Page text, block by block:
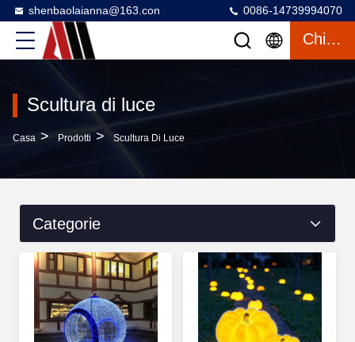
shenbaolaianna@163.con 0086-14739994070
Chiacchierata
Scultura di luce
Casa > Prodotti > Scultura Di Luce
Categorie